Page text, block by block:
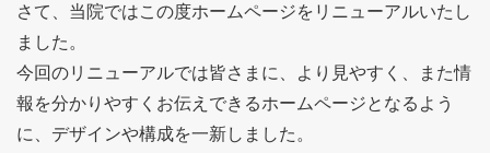
さて、当院ではこの度ホームページをリニューアルいたし
ました。
今回のリニューアルでは皆さまに、より見やすく、また情
報を分かりやすくお伝えできるホームページとなるよう
に、デザインや構成を一新しました。